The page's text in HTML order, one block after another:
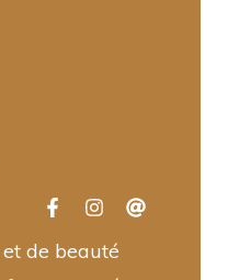
de beauté